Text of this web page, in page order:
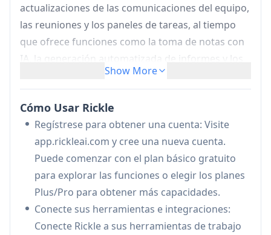
actualizaciones de las comunicaciones del equipo,
las reuniones y los paneles de tareas, al tiempo
que ofrece funciones como la toma de notas con
IA, la generación automatizada de informes y los
recordatorios inteligentes, todo diseñado para
reducir el trabajo manual y mejorar la
productividad del equipo.
Asistente de reuniones con IA:Proporciona
soporte para reuniones con manos libres con
notas de preparación de IA, toma de notas
automática y captura de elementos de acción y
seguimientos
Seguimiento del progreso del proyecto:
Supervisa automáticamente el impulso y el
Show More
Cómo Usar Rickle
Regístrese para obtener una cuenta: Visite
app.rickleai.com y cree una nueva cuenta.
Puede comenzar con el plan básico gratuito
para explorar las funciones o elegir los planes
Plus/Pro para obtener más capacidades.
Conecte sus herramientas e integraciones:
Conecte Rickle a sus herramientas de trabajo